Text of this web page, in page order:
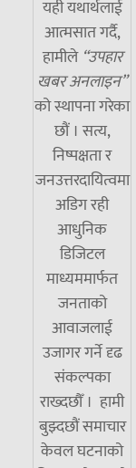
यही यथार्थलाई
आत्मसात गर्दै,
हामीले “उपहार
खबर अनलाइन”
को स्थापना गरेका
छौं । सत्य,
निष्पक्षता र
जनउत्तरदायित्वमा
अडिग रही
आधुनिक
डिजिटल
माध्यममार्फत
जनताको
आवाजलाई
उजागर गर्ने दृढ
संकल्पका
राख्दछौँ । हामी
बुझ्दछौं समाचार
केवल घटनाको